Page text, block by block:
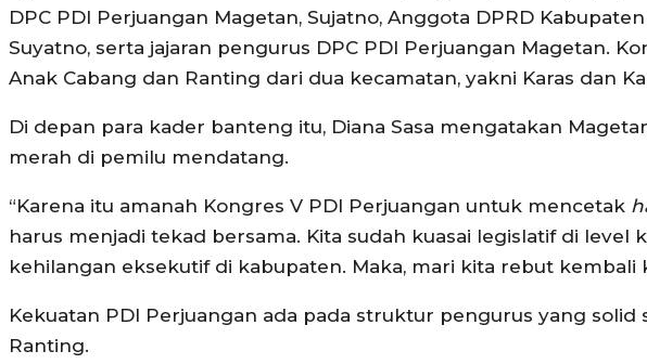
DPC PDI Perjuangan Magetan, Sujatno, Anggota DPRD
Suyatno, serta jajaran pengurus DPC PDI Perjuangan Magetan.
Anak Cabang dan Ranting dari dua kecamatan, yakni Karas dan
Di depan para kader banteng itu, Diana Sasa mengatakan
merah di pemilu mendatang.
“Karena itu amanah Kongres V PDI Perjuangan untuk mencetak
harus menjadi tekad bersama. Kita sudah kuasai legislatif di level
kehilangan eksekutif di kabupaten. Maka, mari kita rebut kembali
Kekuatan PDI Perjuangan ada pada struktur pengurus yang
Ranting.